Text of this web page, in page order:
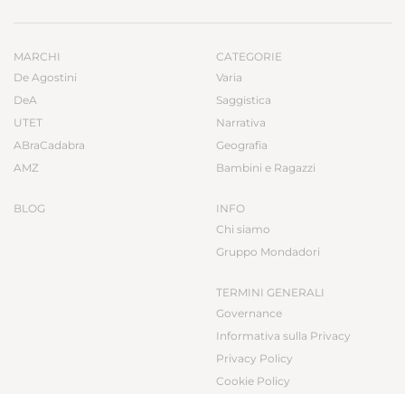
MARCHI
De Agostini
DeA
UTET
ABraCadabra
AMZ
BLOG
CATEGORIE
Varia
Saggistica
Narrativa
Geografia
Bambini e Ragazzi
INFO
Chi siamo
Gruppo Mondadori
TERMINI GENERALI
Governance
Informativa sulla Privacy
Privacy Policy
Cookie Policy